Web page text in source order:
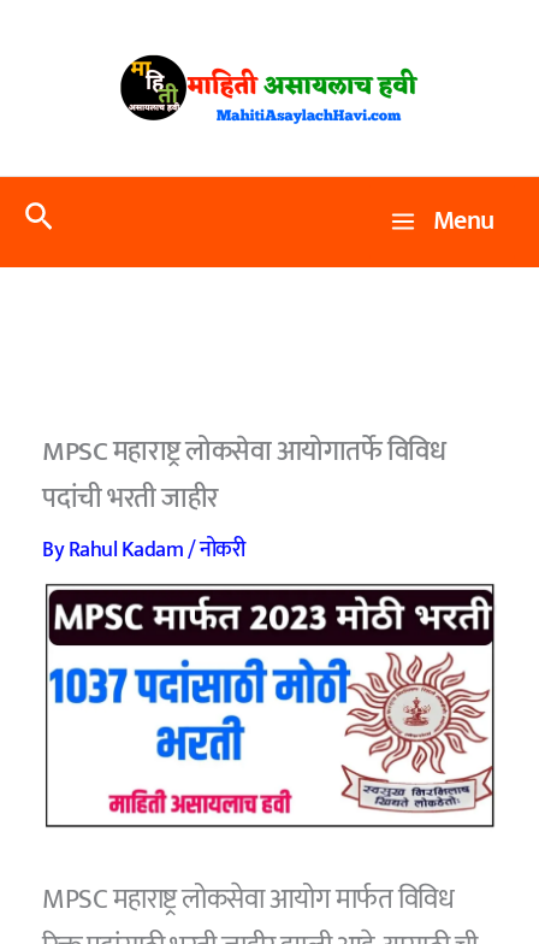
Search Menu
MPSC महाराष्ट्र लोकसेवा आयोगातर्फे विविध
पदांची भरती जाहीर
ByRahul Kadam/नोकरी
MPSC महाराष्ट्र लोकसेवा आयोग मार्फत विविध